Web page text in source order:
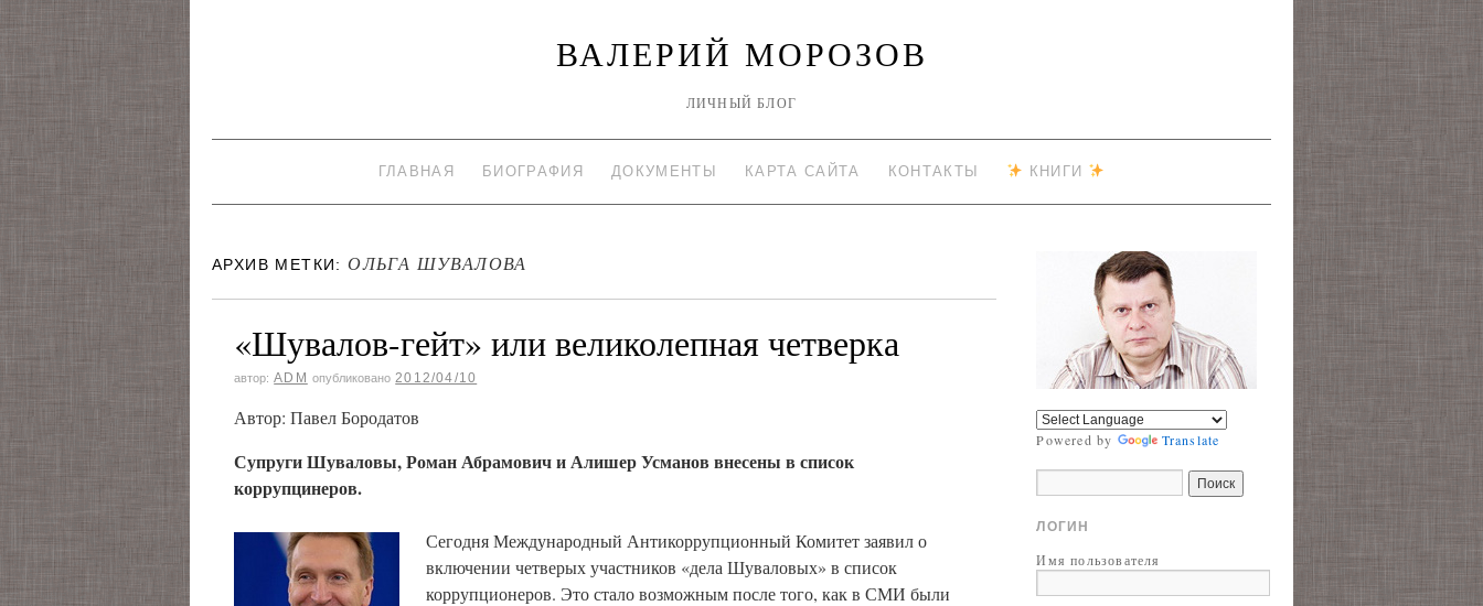
ВАЛЕРИЙ МОРОЗОВ
ЛИЧНЫЙ БЛОГ
ГЛАВНАЯ БИОГРАФИЯ ДОКУМЕНТЫ КАРТА САЙТА КОНТАКТЫ КНИГИ
АРХИВ МЕТКИ:ОЛЬГА ШУВАЛОВА
«Шувалов-гейт» или великолепная четверка
автор: ADM опубликовано 2012/04/10
Автор: Павел Бородатов
Супруги Шуваловы, Роман Абрамович и Алишер Усманов внесены в список
коррупцинеров.
Сегодня Международный Антикоррупционный Комитет заявил о
включении четверых участников «дела Шуваловых» в список
коррупционеров. Это стало возможным после того, как в СМИ были
Powered by Translate
ЛОГИН
Имя пользователя